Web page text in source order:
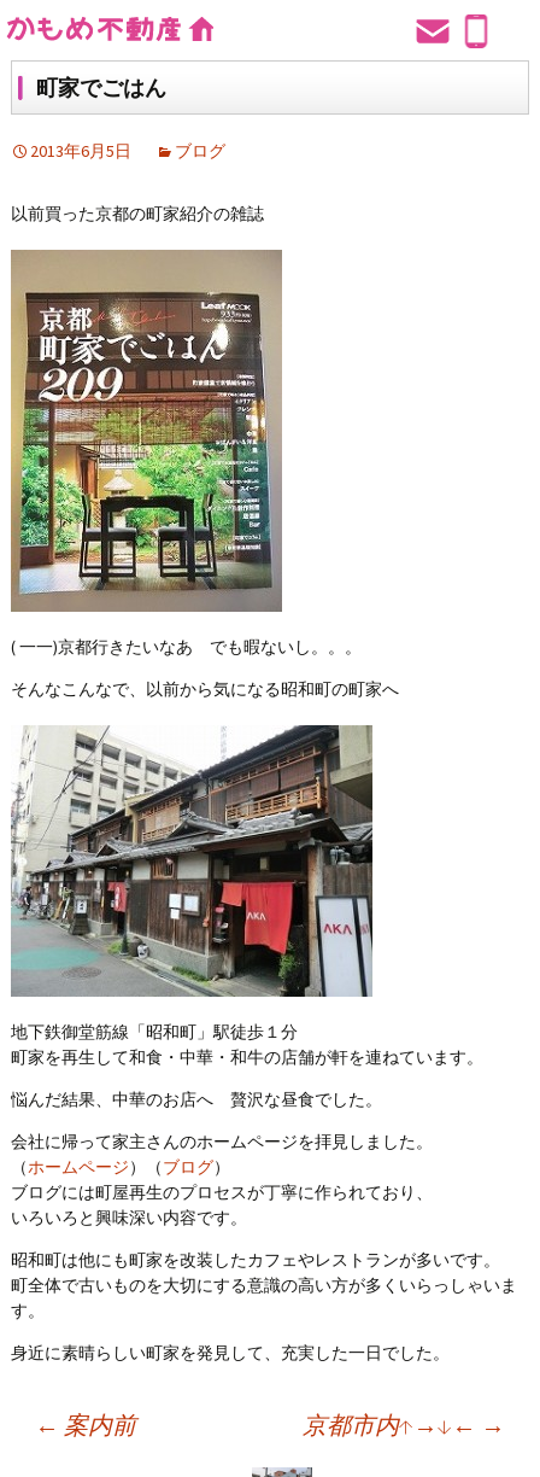
町家でごはん
2013年6月5日 ブログ
以前買った京都の町家紹介の雑誌
( 一一)京都行きたいなあ でも暇ないし。。。
そんなこんなで、以前から気になる昭和町の町家へ
地下鉄御堂筋線「昭和町」駅徒歩１分
町家を再生して和食・中華・和牛の店舗が軒を連ねています。
悩んだ結果、中華のお店へ 贅沢な昼食でした。
会社に帰って家主さんのホームページを拝見しました。
（ホームページ）（ブログ）
ブログには町屋再生のプロセスが丁寧に作られており、
いろいろと興味深い内容です。
昭和町は他にも町家を改装したカフェやレストランが多いです。
町全体で古いものを大切にする意識の高い方が多くいらっしゃいま
す。
身近に素晴らしい町家を発見して、充実した一日でした。
投
← 案内前 京都市内↑→↓← →